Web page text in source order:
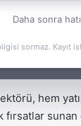
Daha sonra
sormaz. Kayıt
İçin
hem
sunan